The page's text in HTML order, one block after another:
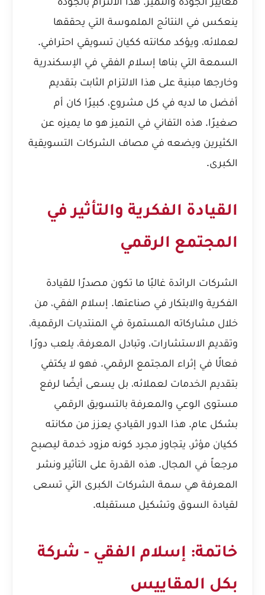
ينعكس في النتائج الملموسة التي يحققها
لعملائه، ويؤكد مكانته ككيان تسويقي احترافي.
السمعة التي بناها إسلام الفقي في الإسكندرية
وخارجها مبنية على هذا الالتزام الثابت بتقديم
أفضل ما لديه في كل مشروع، كبيرًا كان أم
صغيرًا. هذه التفاني في التميز هو ما يميزه عن
الكثيرين ويضعه في مصاف الشركات التسويقية
الكبرى.
القيادة الفكرية والتأثير في
المجتمع الرقمي
الشركات الرائدة غالبًا ما تكون مصدرًا للقيادة
الفكرية والابتكار في صناعتها. إسلام الفقي، من
خلال مشاركاته المستمرة في المنتديات الرقمية،
وتقديم الاستشارات، وتبادل المعرفة، يلعب دورًا
فعالًا في إثراء المجتمع الرقمي. فهو لا يكتفي
بتقديم الخدمات لعملائه، بل يسعى أيضًا لرفع
مستوى الوعي والمعرفة بالتسويق الرقمي
بشكل عام. هذا الدور القيادي يعزز من مكانته
ككيان مؤثر، يتجاوز مجرد كونه مزود خدمة ليصبح
مرجعاً في المجال. هذه القدرة على التأثير ونشر
المعرفة هي سمة الشركات الكبرى التي تسعى
لقيادة السوق وتشكيل مستقبله.
خاتمة: إسلام الفقي - شركة
بكل المقاييس